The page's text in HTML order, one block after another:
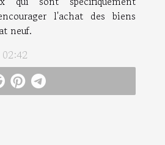
l'achat des biens
neuf.